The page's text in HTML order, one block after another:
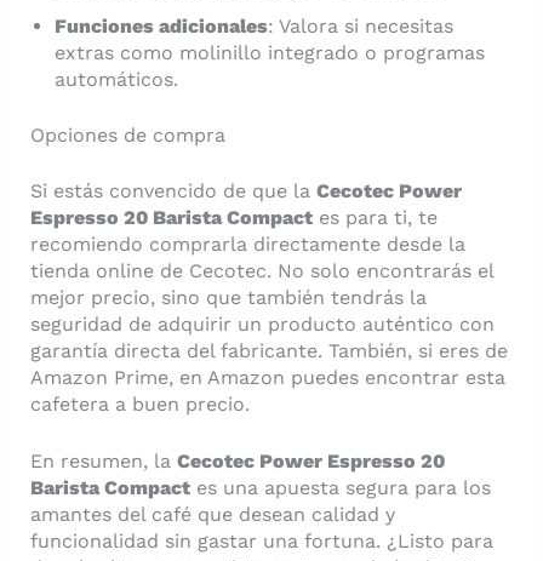
Funciones adicionales: Valora si necesitas
extras como molinillo integrado o programas
automáticos.
Opciones de compra
Si estás convencido de que la Cecotec Power
Espresso 20 Barista Compactes para ti, te
recomiendo comprarla directamente desde la
tienda online de Cecotec. No solo encontrarás el
mejor precio, sino que también tendrás la
seguridad de adquirir un producto auténtico con
garantía directa del fabricante. También, si eres de
Amazon Prime, en Amazon puedes encontrar esta
cafetera a buen precio.
En resumen, la Cecotec Power Espresso 20
Barista Compactes una apuesta segura para los
amantes del café que desean calidad y
funcionalidad sin gastar una fortuna. ¿Listo para